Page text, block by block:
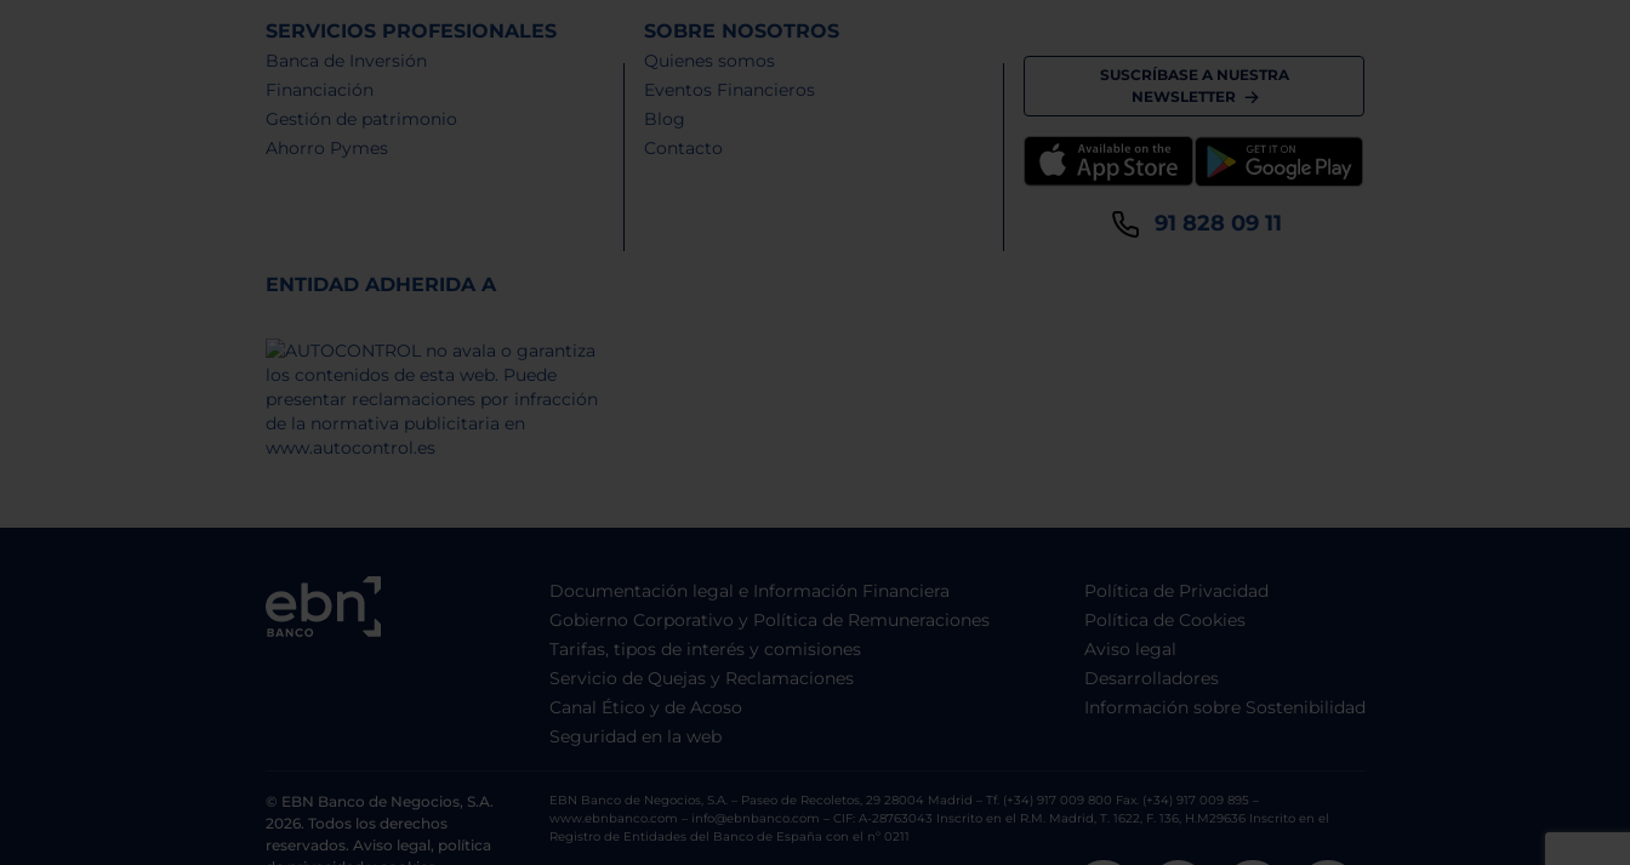
SERVICIOS PROFESIONALES
Banca de Inversión
Financiación
Gestión de patrimonio
Ahorro Pymes
SOBRE NOSOTROS
Quienes somos
Eventos Financieros
Blog
Contacto
SUSCRÍBASE A NUESTRA
NEWSLETTER
91 828 09 11
ENTIDAD ADHERIDA A
Documentación legal e Información Financiera
Gobierno Corporativo y Política de Remuneraciones
Tarifas, tipos de interés y comisiones
Servicio de Quejas y Reclamaciones
Canal Ético y de Acoso
Seguridad en la web
Política de Privacidad
Política de Cookies
Aviso legal
Desarrolladores
Información sobre Sostenibilidad
© EBN Banco de Negocios, S.A.
2026. Todos los derechos
reservados. Aviso legal, política
EBN Banco de Negocios, S.A. – Paseo de Recoletos, 29 28004 Madrid – Tf. (+34) 917 009 800 Fax. (+34) 917 009 895 –
www.ebnbanco.com – info@ebnbanco.com – CIF: A-28763043 Inscrito en el R.M. Madrid, T. 1622, F. 136, H.M29636 Inscrito en el
Registro de Entidades del Banco de España con el nº 0211